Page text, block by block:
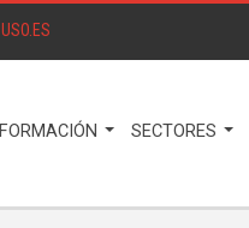
USO.ES
FORMACIÓN SECTORES